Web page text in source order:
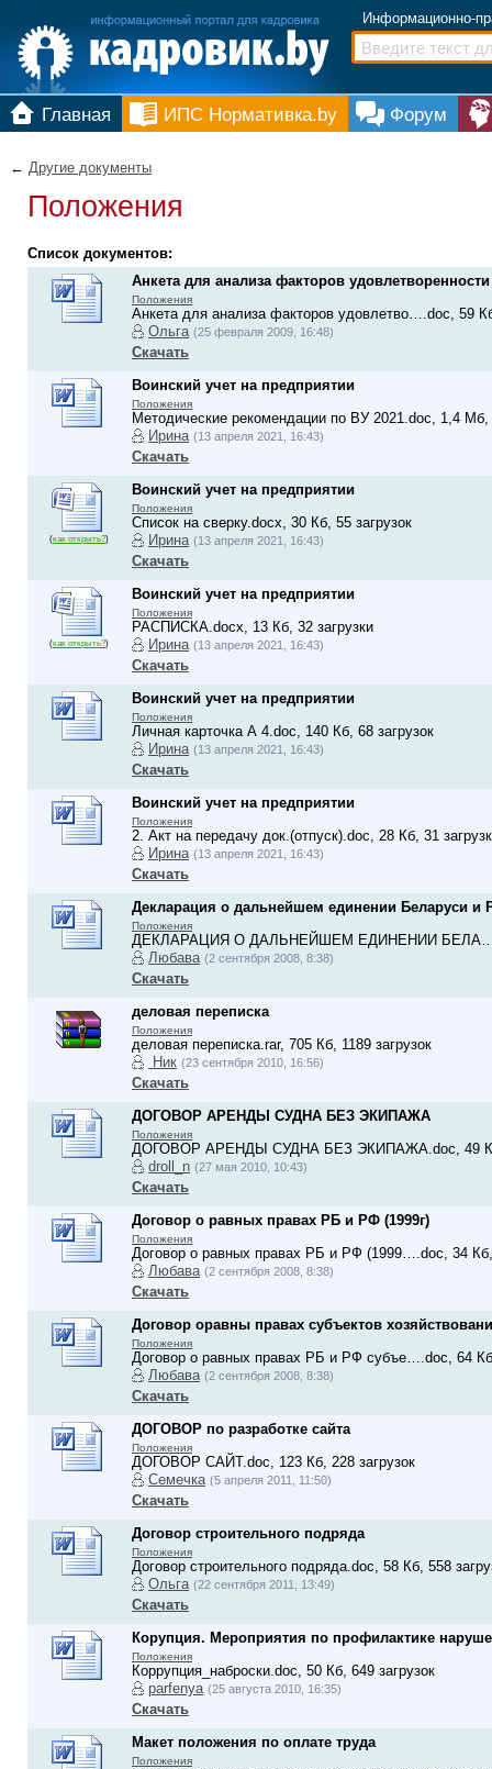
Информационно-
Главная ИПС Нормативка.by Форум
← Другие документы
Положения
Список документов:
Анкета для анализа факторов
Положения
Анкета для анализа факторов удовлетво….doc, 59
Ольга (25 февраля 2009, 16:48)
Скачать
Воинский учет на предприятии
Положения
Методические рекомендации по ВУ 2021.doc, 1,4 Мб,
Ирина (13 апреля 2021, 16:43)
Скачать
(как открыть?)
Воинский учет на предприятии
Положения
Список на сверку.docx, 30 Кб, 55 загрузок
Ирина (13 апреля 2021, 16:43)
Скачать
(как открыть?)
Воинский учет на предприятии
Положения
РАСПИСКА.docx, 13 Кб, 32 загрузки
Ирина (13 апреля 2021, 16:43)
Скачать
Воинский учет на предприятии
Положения
Личная карточка А 4.doc, 140 Кб, 68 загрузок
Ирина (13 апреля 2021, 16:43)
Скачать
Воинский учет на предприятии
Положения
2. Акт на передачу док.(отпуск).doc, 28 Кб, 31
Ирина (13 апреля 2021, 16:43)
Скачать
Декларация о дальнейшем единении Беларуси и
Положения
ДЕКЛАРАЦИЯ О ДАЛЬНЕЙШЕМ ЕДИНЕНИИ
Любава (2 сентября 2008, 8:38)
Скачать
деловая переписка
Положения
деловая переписка.rar, 705 Кб, 1189 загрузок
Ник (23 сентября 2010, 16:56)
Скачать
ДОГОВОР АРЕНДЫ СУДНА БЕЗ ЭКИПАЖА
Положения
ДОГОВОР АРЕНДЫ СУДНА БЕЗ ЭКИПАЖА.doc, 49 Кб,
droll_n (27 мая 2010, 10:43)
Скачать
Договор о равных правах РБ и РФ (1999г)
Положения
Договор о равных правах РБ и РФ (1999….doc, 34 Кб,
Любава (2 сентября 2008, 8:38)
Скачать
Договор оравны правах субъектов
Положения
Договор о равных правах РБ и РФ субъе….doc, 64
Любава (2 сентября 2008, 8:38)
Скачать
ДОГОВОР по разработке сайта
Положения
ДОГОВОР САЙТ.doc, 123 Кб, 228 загрузок
Семечка (5 апреля 2011, 11:50)
Скачать
Договор строительного подряда
Положения
Договор строительного подряда.doc, 58 Кб, 558
Ольга (22 сентября 2011, 13:49)
Скачать
Корупция. Мероприятия по профилактике
Положения
Коррупция_наброски.doc, 50 Кб, 649 загрузок
parfenya (25 августа 2010, 16:35)
Скачать
Макет положения по оплате труда
Положения